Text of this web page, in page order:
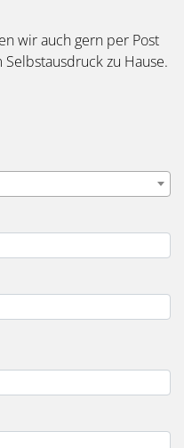
wir auch gern per Post
zu Hause.